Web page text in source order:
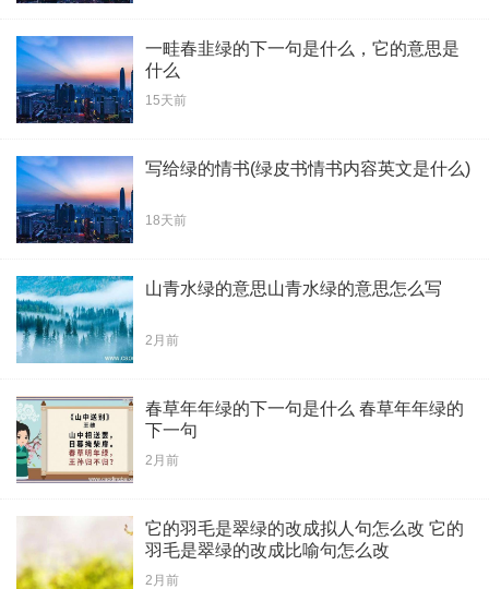
一畦春韭绿的下一句是什么，它的意思是
什么
15天前
写给绿的情书(绿皮书情书内容英文是什么)
18天前
山青水绿的意思山青水绿的意思怎么写
2月前
春草年年绿的下一句是什么 春草年年绿的
下一句
2月前
它的羽毛是翠绿的改成拟人句怎么改 它的
羽毛是翠绿的改成比喻句怎么改
2月前